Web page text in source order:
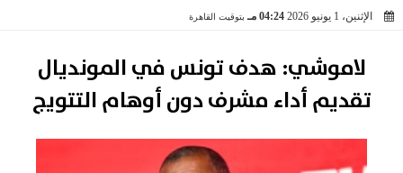
الإثنين، 1 يونيو 2026
04:24 مـ بتوقيت القاهرة
لاموشي: هدف تونس في المونديال
تقديم أداء مشرف دون أوهام التتويج